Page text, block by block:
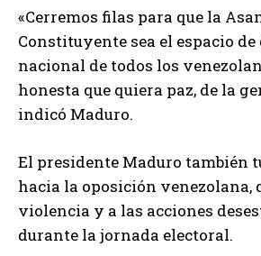
«Cerremos filas para que la
Constituyente sea el espacio
nacional de todos los
honesta que quiera paz, de la
indicó Maduro.
El presidente Maduro también
hacia la oposición venezolana,
violencia y a las acciones
durante la jornada electoral.